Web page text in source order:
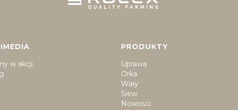
w akcji
PRODUKTY
Uprawa
Orka
Wały
Siew
Nowości